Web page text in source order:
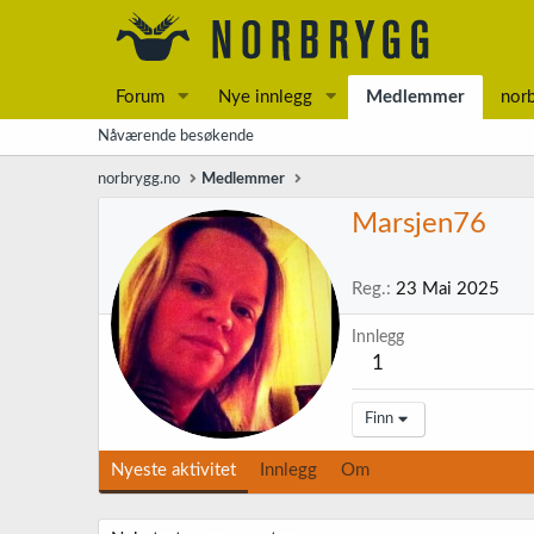
Forum Nye innlegg Medlemmer
Nåværende besøkende
norbrygg.no Medlemmer
Marsjen76
Reg. 23 Mai 2025
Innlegg
1
Finn
Nyeste aktivitet Innlegg Om